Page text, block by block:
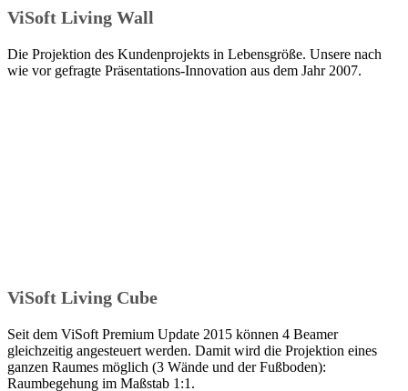
ViSoft Living Wall
Die Projektion des Kundenprojekts in Lebensgröße. Unsere nach
wie vor gefragte Präsentations-Innovation aus dem Jahr 2007.
ViSoft Living Cube
Seit dem ViSoft Premium Update 2015 können 4 Beamer
gleichzeitig angesteuert werden. Damit wird die Projektion eines
ganzen Raumes möglich (3 Wände und der Fußboden):
Raumbegehung im Maßstab 1:1.